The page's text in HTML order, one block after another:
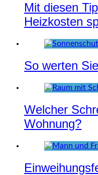
Mit diesen
Heizkosten
So werten
Welcher
Wohnung?